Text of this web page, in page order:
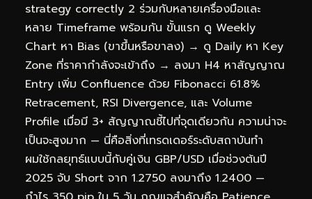
strategy correctly 2 ร่วมกับหลายเครื่องมือและ
หลาย Timeframe พร้อมกัน ขั้นแรก ดู Weekly
Chart หา Bias (ขาขึ้นหรือขาลง) → ดู Daily หา Key
Zone ที่ราคากำลังจะเข้าถึง → ลงมา H4 หาสัญญาณ
Entry เพิ่ม Confluence ด้วย Fibonacci 61.8%
Retracement, RSI Divergence, และ Volume
Profile เมื่อมี 3+ สัญญาณชี้ไปที่จุดเดียวกัน ความน่าจะ
เป็นจะสูงมาก — นี่คือสิ่งที่เทรดเดอร์ระดับสถาบันทำ
ผมใช้กลยุทธ์แบบนี้กับคู่เงิน GBP/USD เมื่อช่วงต้นปี
2025 จับ Short จาก 1.2750 ลงมาถึง 1.2400 —